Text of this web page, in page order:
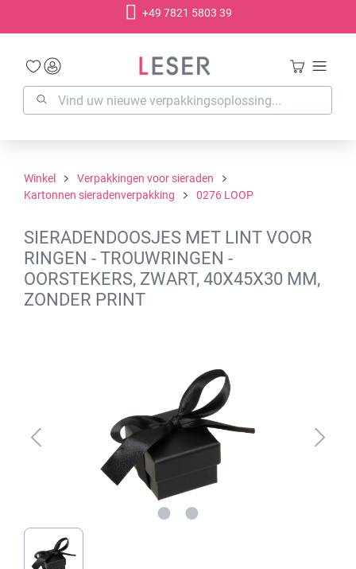
+49 7821 5803 39
Winkel
Verpakkingen voor sieraden
Kartonnen sieradenverpakking
0276 LOOP
SIERADENDOOSJES MET LINT VOOR
RINGEN - TROUWRINGEN -
OORSTEKERS, ZWART, 40X45X30 MM,
ZONDER PRINT